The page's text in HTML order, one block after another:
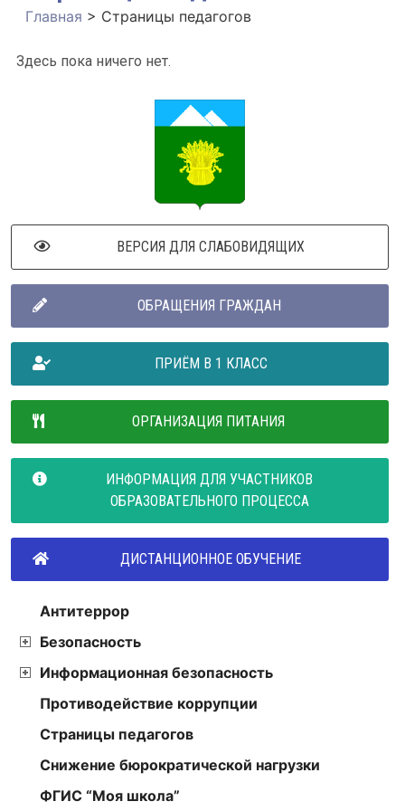
Главная > Страницы педагогов
Здесь пока ничего нет.
ВЕРСИЯ ДЛЯ СЛАБОВИДЯЩИХ
ОБРАЩЕНИЯ ГРАЖДАН
ПРИЁМ В 1 КЛАСС
ОРГАНИЗАЦИЯ ПИТАНИЯ
ИНФОРМАЦИЯ ДЛЯ УЧАСТНИКОВ
ОБРАЗОВАТЕЛЬНОГО ПРОЦЕССА
ДИСТАНЦИОННОЕ ОБУЧЕНИЕ
Антитеррор
Безопасность
Информационная безопасность
Противодействие коррупции
Страницы педагогов
Снижение бюрократической нагрузки
ФГИС “Моя школа”